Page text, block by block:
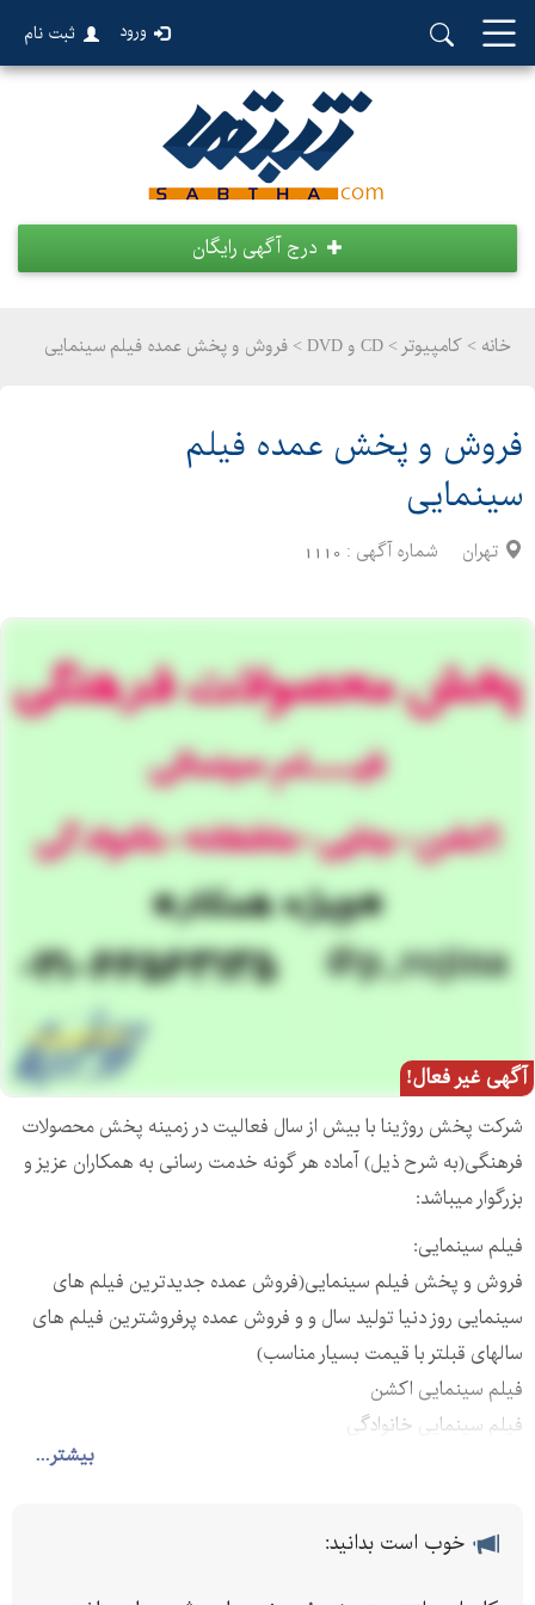
ورود ثبت نام
درج آگهی رایگان
خانه > کامپیوتر > CD و DVD > فروش و پخش عمده فیلم سینمایی
فروش و پخش عمده فیلم
سینمایی
تهران شماره آگهی : 1110
آگهی غیر فعال!
بیشتر...
شرکت پخش روژینا با بیش از سال فعالیت در زمینه پخش محصولات
فرهنگی(به شرح ذیل) آماده هر گونه خدمت رسانی به همکاران عزیز و
بزرگوار میباشد:
فیلم سینمایی:
فروش و پخش فیلم سینمایی(فروش عمده جدیدترین فیلم های
سینمایی روز دنیا تولید سال و و فروش عمده پرفروشترین فیلم های
سالهای قبلتر با قیمت بسیار مناسب)
فیلم سینمایی اکشن
فیلم سینمایی خانوادگی
فیلم سینمایی فانتزی
خوب است بدانید: